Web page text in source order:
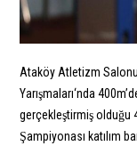
Ataköy Atletizm
Yarışmaları‘nda
gerçekleştirmiş olduğu
Şampiyonası katılım